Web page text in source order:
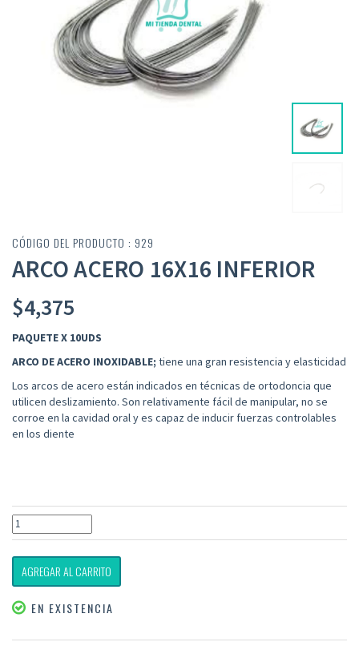
CÓDIGO DEL PRODUCTO : 929
ARCO ACERO 16X16 INFERIOR
$4,375
PAQUETE X 10UDS
ARCO DEACERO INOXIDABLE; tiene una gran resistencia y elasticidad
Los arcos de acero están indicados en técnicas de ortodoncia que
utilicen deslizamiento. Son relativamente fácil de manipular, no se
corroe en la cavidad oral y es capaz de inducir fuerzas controlables
en los diente
AGREGAR AL CARRITO
EN EXISTENCIA